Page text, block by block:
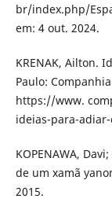
br/index.php/
em: 4 out. 2024.
KRENAK, Ailton.
Paulo:
https://www.
ideias-para-
KOPENAWA,
de um xamã
2015.